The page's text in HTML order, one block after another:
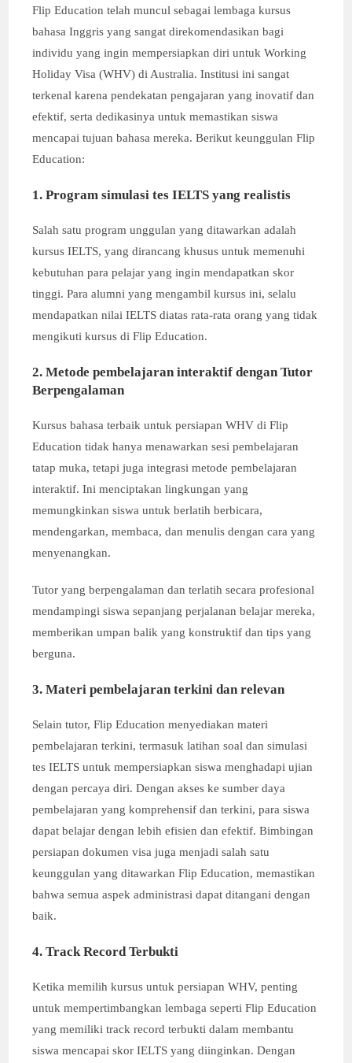
Flip Education telah muncul sebagai lembaga kursus
bahasa Inggris yang sangat direkomendasikan bagi
individu yang ingin mempersiapkan diri untuk Working
Holiday Visa (WHV) di Australia. Institusi ini sangat
terkenal karena pendekatan pengajaran yang inovatif dan
efektif, serta dedikasinya untuk memastikan siswa
mencapai tujuan bahasa mereka. Berikut keunggulan Flip
Education:
1. Program simulasi tes IELTS yang realistis
Salah satu program unggulan yang ditawarkan adalah
kursus IELTS, yang dirancang khusus untuk memenuhi
kebutuhan para pelajar yang ingin mendapatkan skor
tinggi. Para alumni yang mengambil kursus ini, selalu
mendapatkan nilai IELTS diatas rata-rata orang yang tidak
mengikuti kursus di Flip Education.
2. Metode pembelajaran interaktif dengan Tutor
Berpengalaman
Kursus bahasa terbaik untuk persiapan WHV di Flip
Education tidak hanya menawarkan sesi pembelajaran
tatap muka, tetapi juga integrasi metode pembelajaran
interaktif. Ini menciptakan lingkungan yang
memungkinkan siswa untuk berlatih berbicara,
mendengarkan, membaca, dan menulis dengan cara yang
menyenangkan.
Tutor yang berpengalaman dan terlatih secara profesional
mendampingi siswa sepanjang perjalanan belajar mereka,
memberikan umpan balik yang konstruktif dan tips yang
berguna.
3. Materi pembelajaran terkini dan relevan
Selain tutor, Flip Education menyediakan materi
pembelajaran terkini, termasuk latihan soal dan simulasi
tes IELTS untuk mempersiapkan siswa menghadapi ujian
dengan percaya diri. Dengan akses ke sumber daya
pembelajaran yang komprehensif dan terkini, para siswa
dapat belajar dengan lebih efisien dan efektif. Bimbingan
persiapan dokumen visa juga menjadi salah satu
keunggulan yang ditawarkan Flip Education, memastikan
bahwa semua aspek administrasi dapat ditangani dengan
baik.
4. Track Record Terbukti
Ketika memilih kursus untuk persiapan WHV, penting
untuk mempertimbangkan lembaga seperti Flip Education
yang memiliki track record terbukti dalam membantu
siswa mencapai skor IELTS yang diinginkan. Dengan